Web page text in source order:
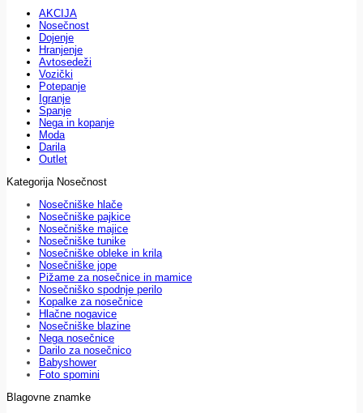
AKCIJA
Nosečnost
Dojenje
Hranjenje
Avtosedeži
Vozički
Potepanje
Igranje
Spanje
Nega in kopanje
Moda
Darila
Outlet
Kategorija Nosečnost
Nosečniške hlače
Nosečniške pajkice
Nosečniške majice
Nosečniške tunike
Nosečniške obleke in krila
Nosečniške jope
Pižame za nosečnice in mamice
Nosečniško spodnje perilo
Kopalke za nosečnice
Hlačne nogavice
Nosečniške blazine
Nega nosečnice
Darilo za nosečnico
Babyshower
Foto spomini
Blagovne znamke